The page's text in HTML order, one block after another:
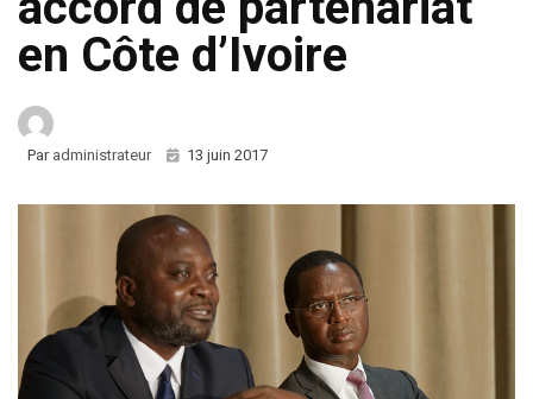
en Côte d’Ivoire
Par administrateur 13 juin 2017